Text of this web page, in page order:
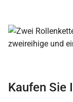
Kaufen Sie